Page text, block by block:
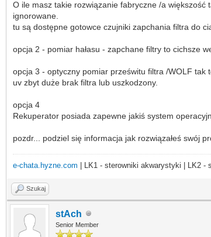
O ile masz takie rozwiązanie fabryczne /a większość
ignorowane.
tu są dostępne gotowce czujniki zapchania filtra do
opcja 2 - pomiar hałasu - zapchane filtry to cichsze
opcja 3 - optyczny pomiar prześwitu filtra /WOLF tak
uv zbyt duże brak filtra lub uszkodzony.
opcja 4
Rekuperator posiada zapewne jakiś system
pozdr... podziel się informacja jak rozwiązałeś swój
e-chata.hyzne.com | LK1 - sterowniki akwarystyki | LK2 -
Szukaj
stAch
Senior Member